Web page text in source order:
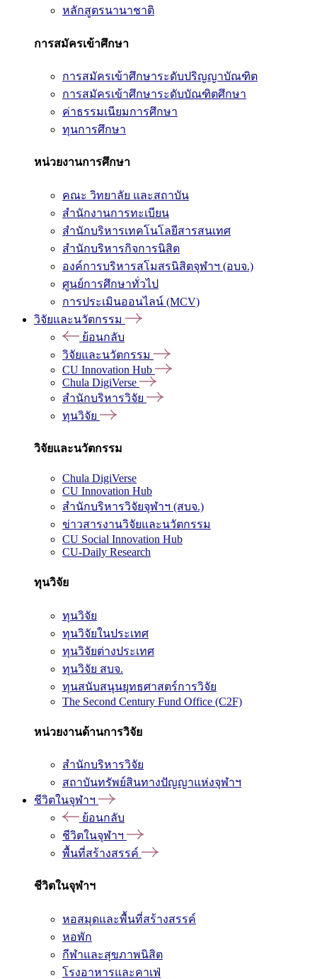
หลักสูตรนานาชาติ
การสมัครเข้าศึกษา
การสมัครเข้าศึกษาระดับปริญญาบัณฑิต
การสมัครเข้าศึกษาระดับบัณฑิตศึกษา
ค่าธรรมเนียมการศึกษา
ทุนการศึกษา
หน่วยงานการศึกษา
คณะ วิทยาลัย และสถาบัน
สำนักงานการทะเบียน
สำนักบริหารเทคโนโลยีสารสนเทศ
สำนักบริหารกิจการนิสิต
องค์การบริหารสโมสรนิสิตจุฬาฯ (อบจ.)
ศูนย์การศึกษาทั่วไป
การประเมินออนไลน์ (MCV)
วิจัยและนวัตกรรม
ย้อนกลับ
วิจัยและนวัตกรรม
CU Innovation Hub
Chula DigiVerse
สำนักบริหารวิจัย
ทุนวิจัย
วิจัยและนวัตกรรม
Chula DigiVerse
CU Innovation Hub
สำนักบริหารวิจัยจุฬาฯ (สบจ.)
ข่าวสารงานวิจัยและนวัตกรรม
CU Social Innovation Hub
CU-Daily Research
ทุนวิจัย
ทุนวิจัย
ทุนวิจัยในประเทศ
ทุนวิจัยต่างประเทศ
ทุนวิจัย สบจ.
ทุนสนับสนุนยุทธศาสตร์การวิจัย
The Second Century Fund Office (C2F)
หน่วยงานด้านการวิจัย
สำนักบริหารวิจัย
สถาบันทรัพย์สินทางปัญญาแห่งจุฬาฯ
ชีวิตในจุฬาฯ
ย้อนกลับ
ชีวิตในจุฬาฯ
พื้นที่สร้างสรรค์
ชีวิตในจุฬาฯ
หอสมุดและพื้นที่สร้างสรรค์
หอพัก
กีฬาและสุขภาพนิสิต
โรงอาหารและคาเฟ่